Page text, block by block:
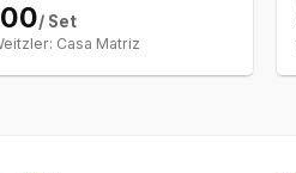
/ Set
Casa Matriz